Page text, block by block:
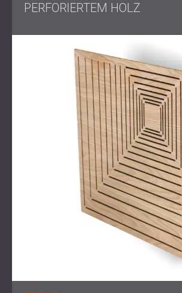
PERFORIERTEM HOLZ